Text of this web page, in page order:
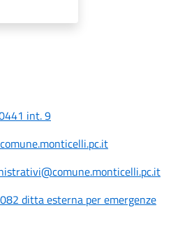
int. 9
ditta esterna per emergenze